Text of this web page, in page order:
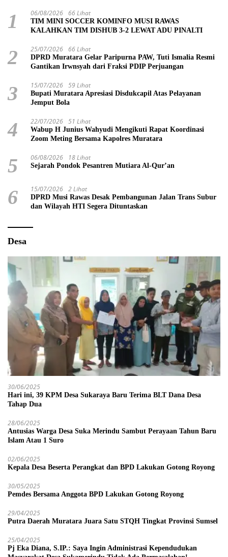
1 06/08/2026 66 Lihat
TIM MINI SOCCER KOMINFO MUSI RAWAS
KALAHKAN TIM DISHUB 3-2 LEWAT ADU PINALTI
2 25/07/2026 66 Lihat
DPRD Muratara Gelar Paripurna PAW, Tuti Ismalia Resmi
Gantikan Irwnsyah dari Fraksi PDIP Perjuangan
3 15/07/2026 59 Lihat
Bupati Muratara Apresiasi Disdukcapil Atas Pelayanan
Jemput Bola
4 22/07/2026 51 Lihat
Wabup H Junius Wahyudi Mengikuti Rapat Koordinasi
Zoom Meting Bersama Kapolres Muratara
5 06/08/2026 18 Lihat
Sejarah Pondok Pesantren Mutiara Al-Qur’an
6 15/07/2026 2 Lihat
DPRD Musi Rawas Desak Pembangunan Jalan Trans Subur
dan Wilayah HTI Segera Dituntaskan
Desa
30/06/2025
Hari ini, 39 KPM Desa Sukaraya Baru Terima BLT Dana Desa
Tahap Dua
28/06/2025
Antusias Warga Desa Suka Merindu Sambut Perayaan Tahun Baru
Islam Atau 1 Suro
02/06/2025
Kepala Desa Beserta Perangkat dan BPD Lakukan Gotong Royong
30/05/2025
Pemdes Bersama Anggota BPD Lakukan Gotong Royong
29/04/2025
Putra Daerah Muratara Juara Satu STQH Tingkat Provinsi Sumsel
25/04/2025
Pj Eka Diana, S.IP.: Saya Ingin Administrasi Kependudukan